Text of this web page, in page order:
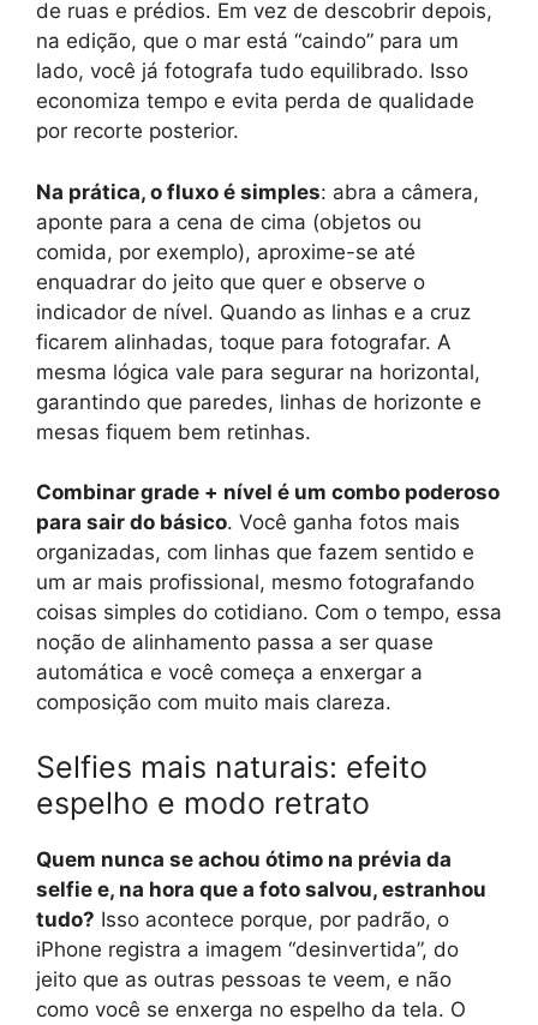
de ruas e prédios. Em vez de descobrir depois,
na edição, que o mar está “caindo” para um
lado, você já fotografa tudo equilibrado. Isso
economiza tempo e evita perda de qualidade
por recorte posterior.
Na prática, o fluxo é simples: abra a câmera,
aponte para a cena de cima (objetos ou
comida, por exemplo), aproxime-se até
enquadrar do jeito que quer e observe o
indicador de nível. Quando as linhas e a cruz
ficarem alinhadas, toque para fotografar. A
mesma lógica vale para segurar na horizontal,
garantindo que paredes, linhas de horizonte e
mesas fiquem bem retinhas.
Combinar grade + nível é um combo poderoso
para sair do básico. Você ganha fotos mais
organizadas, com linhas que fazem sentido e
um ar mais profissional, mesmo fotografando
coisas simples do cotidiano. Com o tempo, essa
noção de alinhamento passa a ser quase
automática e você começa a enxergar a
composição com muito mais clareza.
Selfies mais naturais: efeito
espelho e modo retrato
Quem nunca se achou ótimo na prévia da
selfie e, na hora que a foto salvou, estranhou
tudo? Isso acontece porque, por padrão, o
iPhone registra a imagem “desinvertida”, do
jeito que as outras pessoas te veem, e não
como você se enxerga no espelho da tela. O